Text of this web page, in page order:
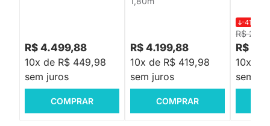
R$ 4.499,88
10x de R$ 449,98
sem juros
COMPRAR
R$ 4.199,88
10x de R$ 419,98
sem juros
COMPRAR
R$
-41%
R$
10x de
sem